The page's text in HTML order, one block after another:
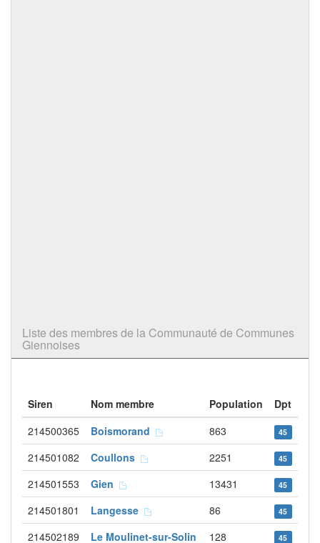
Liste des membres de la Communauté de Communes
Giennoises
Siren Nom membre Population
Dpt
214500365
Boismorand 863 45
214501082 Coullons 2251 45
214501553 Gien 13431 45
214501801 Langesse 86 45
214502189 Le Moulinet-sur-Solin 128 45